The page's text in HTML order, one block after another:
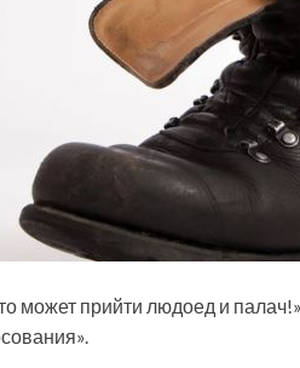
может прийти людоед и